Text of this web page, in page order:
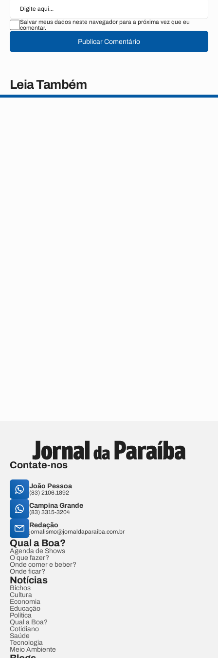
Salvar meus dados neste navegador para a próxima vez que eu
comentar.
Publicar Comentário
Leia Também
Contate-nos
João Pessoa
(83) 2106.1892
Campina Grande
(83) 3315-3204
Redação
jornalismo@jornaldaparaiba.com.br
Qual a Boa?
Agenda de Shows
O que fazer?
Onde comer e beber?
Onde ficar?
Notícias
Bichos
Cultura
Economia
Educação
Política
Qual a Boa?
Cotidiano
Saúde
Tecnologia
Meio Ambiente